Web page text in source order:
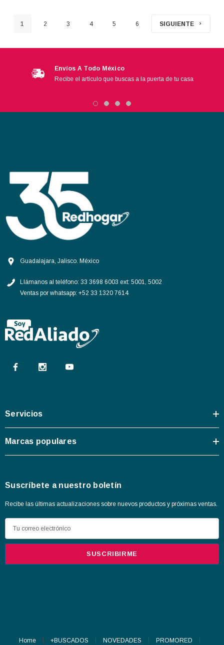
1 2 3 4 5 6 SIGUIENTE
Envíos A Todo México
Recibe el artículo que buscas a la puerta de tu casa
Guadalajara, Jalisco. México
Llámanos al teléfono: 33 3698 6003 ext: 5001, 5002
Ventas por whatsapp: +52 33 1320 7614
Servicios
Marcas populares
Suscríbete a nuestro boletín
Recibe las últimas actualizaciones sobre nuevos productos y próximas ventas.
i
e
Home +BUSCADOS NOVEDADES PROMORED